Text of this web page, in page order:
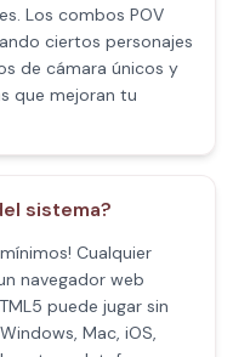
Los combos POV
ciertos personajes
de cámara únicos y
que mejoran tu
sistema?
Cualquier
navegador web
puede jugar sin
Mac, iOS,